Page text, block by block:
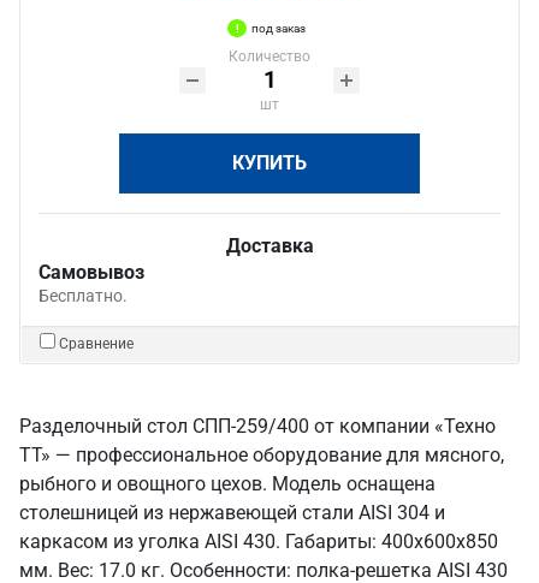
под заказ
Количество
шт
КУПИТЬ
Доставка
Самовывоз
Бесплатно.
Сравнение
Разделочный стол СПП-259/400 от компании «Техно
ТТ» — профессиональное оборудование для мясного,
рыбного и овощного цехов. Модель оснащена
столешницей из нержавеющей стали AISI 304 и
каркасом из уголка AISI 430. Габариты: 400x600x850
мм. Вес: 17.0 кг. Особенности: полка-решетка AISI 430